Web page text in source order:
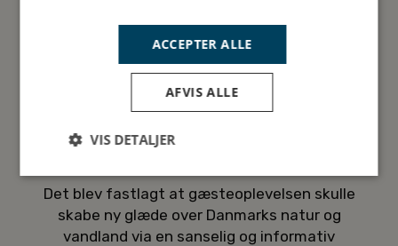
Det blev fastlagt at gæsteoplevelsen skulle
skabe ny glæde over Danmarks natur og
vandland via en sanselig og informativ
ACCEPTER ALLE
AFVIS ALLE
VIS DETALJER